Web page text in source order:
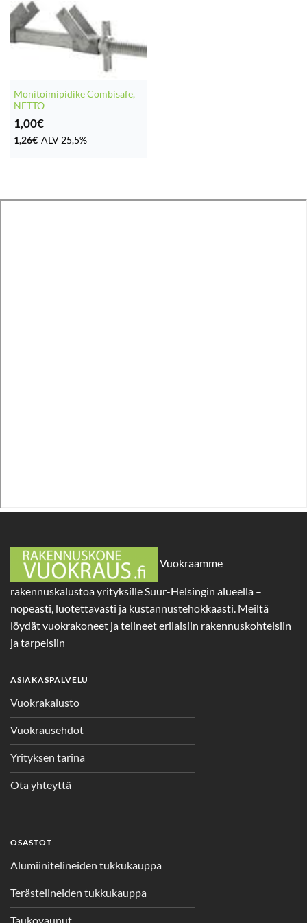
Monitoimipidike Combisafe,
NETTO
1,00€
1,26€ ALV 25,5%
Vuokraamme
rakennuskalustoa yrityksille Suur-Helsingin alueella –
nopeasti, luotettavasti ja kustannustehokkaasti. Meiltä
löydät vuokrakoneet ja telineet erilaisiin rakennuskohteisiin
ja tarpeisiin
ASIAKASPALVELU
Vuokrakalusto
Vuokrausehdot
Yrityksen tarina
Ota yhteyttä
OSASTOT
Alumiinitelineiden tukkukauppa
Terästelineiden tukkukauppa
Taukovaunut